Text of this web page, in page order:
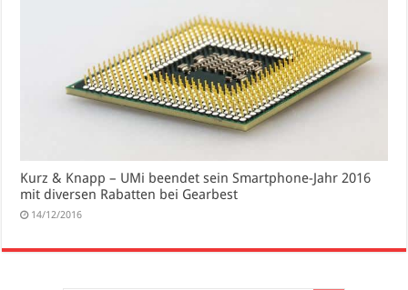
Kurz & Knapp – UMi beendet sein Smartphone-Jahr 2016
mit diversen Rabatten bei Gearbest
14/12/2016